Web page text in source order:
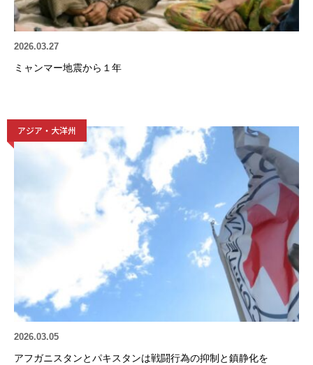
2026.03.27
ミャンマー地震から１年
アジア・大洋州
2026.03.05
アフガニスタンとパキスタンは戦闘行為の抑制と鎮静化を